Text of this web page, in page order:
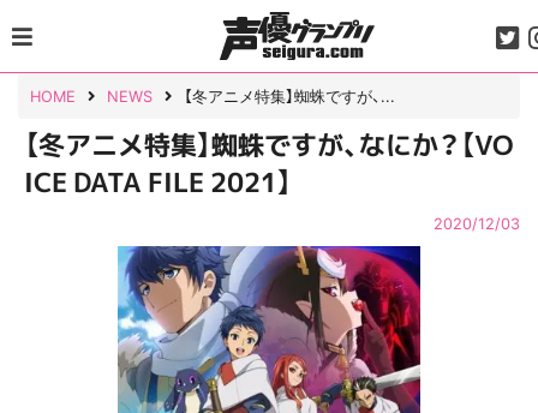
to
content
HOME NEWS 【冬アニメ特集】蜘蛛ですが、...
【冬アニメ特集】蜘蛛ですが、なにか？【VO
ICE DATA FILE 2021】
2020/12/03